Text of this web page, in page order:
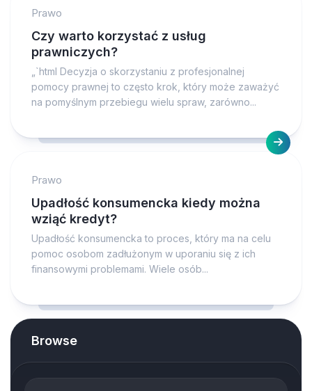
Prawo
Czy warto korzystać z usług
prawniczych?
„`html Decyzja o skorzystaniu z profesjonalnej
pomocy prawnej to często krok, który może zaważyć
na pomyślnym przebiegu wielu spraw, zarówno...
Prawo
Upadłość konsumencka kiedy można
wziąć kredyt?
Upadłość konsumencka to proces, który ma na celu
pomoc osobom zadłużonym w uporaniu się z ich
finansowymi problemami. Wiele osób...
Browse